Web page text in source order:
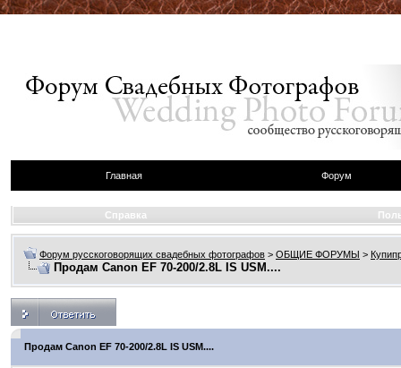
Главная Форум
Справка
Форум русскоговорящих свадебных фотографов > ОБЩИЕ ФОРУМЫ >
Продам Canon EF 70-200/2.8L IS USM....
Продам Canon EF 70-200/2.8L IS USM....